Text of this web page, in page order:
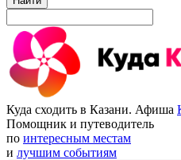
Куда сходить в Казани. Афиша
Помощник и путеводитель
по интересным местам
и лучшим событиям